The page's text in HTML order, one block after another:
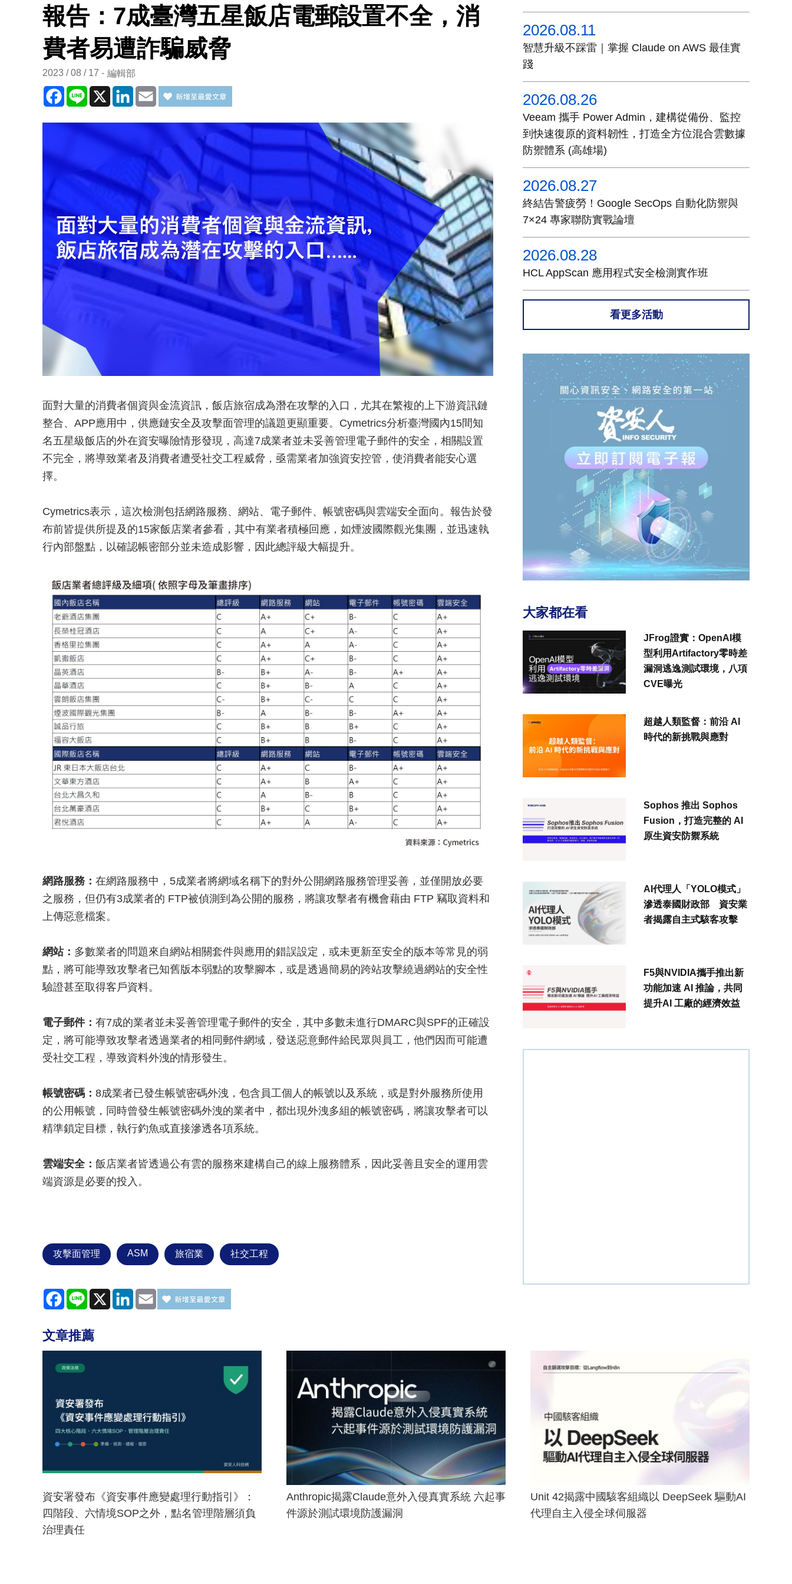
報告：7成臺灣五星飯店電郵設置不全，消
費者易遭詐騙威脅
2023 / 08 / 17 編輯部
Facebook
Line X LinkedInEmail
面對大量的消費者個資與金流資訊，飯店旅宿成為潛在攻擊的入口，尤其在繁複的上下游資訊鏈
整合、APP應用中，供應鏈安全及攻擊面管理的議題更顯重要。Cymetrics分析臺灣國內15間知
名五星級飯店的外在資安曝險情形發現，高達7成業者並未妥善管理電子郵件的安全，相關設置
不完全，將導致業者及消費者遭受社交工程威脅，亟需業者加強資安控管，使消費者能安心選
擇。
Cymetrics表示，這次檢測包括網路服務、網站、電子郵件、帳號密碼與雲端安全面向。報告於發
布前皆提供所提及的15家飯店業者參看，其中有業者積極回應，如煙波國際觀光集團，並迅速執
行內部盤點，以確認帳密部分並未造成影響，因此總評級大幅提升。
網路服務： 在網路服務中，5成業者將網域名稱下的對外公開網路服務管理妥善，並僅開放必要
之服務，但仍有3成業者的 FTP被偵測到為公開的服務，將讓攻擊者有機會藉由 FTP 竊取資料和
上傳惡意檔案。
網站： 多數業者的問題來自網站相關套件與應用的錯誤設定，或未更新至安全的版本等常見的弱
點，將可能導致攻擊者已知舊版本弱點的攻擊腳本，或是透過簡易的跨站攻擊繞過網站的安全性
驗證甚至取得客戶資料。
電子郵件： 有7成的業者並未妥善管理電子郵件的安全，其中多數未進行DMARC與SPF的正確設
定，將可能導致攻擊者透過業者的相同郵件網域，發送惡意郵件給民眾與員工，他們因而可能遭
受社交工程，導致資料外洩的情形發生。
帳號密碼： 8成業者已發生帳號密碼外洩，包含員工個人的帳號以及系統，或是對外服務所使用
的公用帳號，同時曾發生帳號密碼外洩的業者中，都出現外洩多組的帳號密碼，將讓攻擊者可以
精準鎖定目標，執行釣魚或直接滲透各項系統。
雲端安全： 飯店業者皆透過公有雲的服務來建構自己的線上服務體系，因此妥善且安全的運用雲
端資源是必要的投入。
攻擊面管理 ASM 旅宿業 社交工程
Facebook
Line X LinkedInEmail
2026.08.11
智慧升級不踩雷｜掌握 Claude on AWS 最佳實
踐
2026.08.26
Veeam 攜手 Power Admin，建構從備份、監控
到快速復原的資料韌性，打造全方位混合雲數據
防禦體系 (高雄場)
2026.08.27
終結告警疲勞！Google SecOps 自動化防禦與
7×24 專家聯防實戰論壇
2026.08.28
HCL AppScan 應用程式安全檢測實作班
看更多活動
大家都在看
JFrog證實：OpenAI模
型利用Artifactory零時差
漏洞逃逸測試環境，八項
CVE曝光
超越人類監督：前沿 AI
時代的新挑戰與應對
Sophos 推出 Sophos
Fusion，打造完整的 AI
原生資安防禦系統
AI代理人「YOLO模式」
滲透泰國財政部 資安業
者揭露自主式駭客攻擊
F5與NVIDIA攜手推出新
功能加速 AI 推論，共同
提升AI 工廠的經濟效益
文章推薦
資安署發布《資安事件應變處理行動指引》：
四階段、六情境SOP之外，點名管理階層須負
治理責任
Anthropic揭露Claude意外入侵真實系統 六起事
件源於測試環境防護漏洞
Unit 42揭露中國駭客組織以 DeepSeek 驅動AI
代理自主入侵全球伺服器